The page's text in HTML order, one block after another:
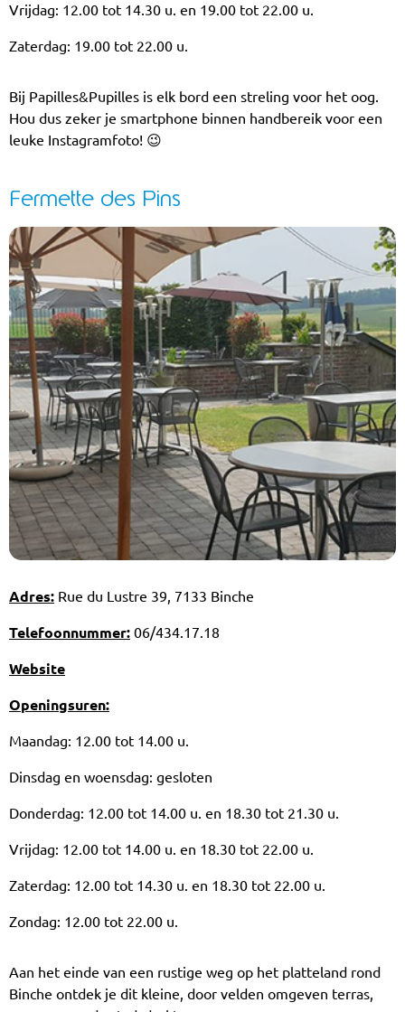
Vrijdag: 12.00 tot 14.30 u. en 19.00 tot 22.00 u.
Zaterdag: 19.00 tot 22.00 u.
Bij Papilles&Pupilles is elk bord een streling voor het oog.
Hou dus zeker je smartphone binnen handbereik voor een
leuke Instagramfoto! 😉
Fermette des Pins
Adres: Rue du Lustre 39, 7133 Binche
Telefoonnummer: 06/434.17.18
Website
Openingsuren:
Maandag: 12.00 tot 14.00 u.
Dinsdag en woensdag: gesloten
Donderdag: 12.00 tot 14.00 u. en 18.30 tot 21.30 u.
Vrijdag: 12.00 tot 14.00 u. en 18.30 tot 22.00 u.
Zaterdag: 12.00 tot 14.30 u. en 18.30 tot 22.00 u.
Zondag: 12.00 tot 22.00 u.
Aan het einde van een rustige weg op het platteland rond
Binche ontdek je dit kleine, door velden omgeven terras,